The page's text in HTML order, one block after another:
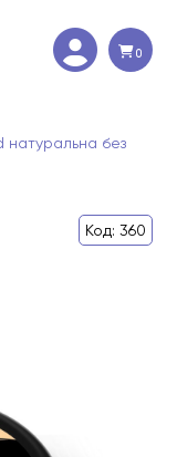
0
натуральна без
Код: 360